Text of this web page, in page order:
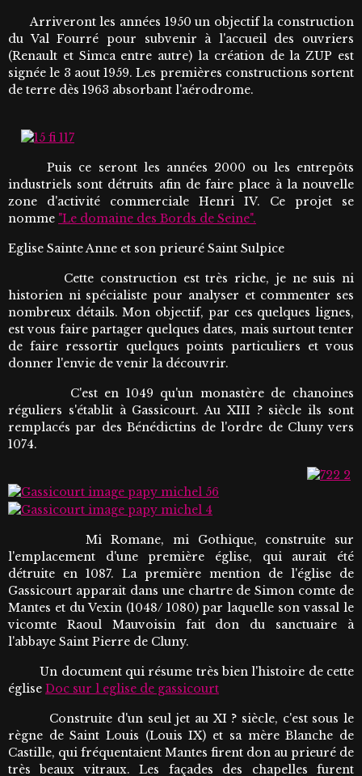
Arriveront les années 1950 un objectif la construction
du Val Fourré pour subvenir à l'accueil des ouvriers
(Renault et Simca entre autre) la création de la ZUP est
signée le 3 aout 1959. Les premières constructions sortent
de terre dès 1963 absorbant l'aérodrome.
Puis ce seront les années 2000 ou les entrepôts
industriels sont détruits afin de faire place à la nouvelle
zone d'activité commerciale Henri IV. Ce projet se
nomme "Le domaine des Bords de Seine".
Eglise Sainte Anne et son prieuré Saint Sulpice
Cette construction est très riche, je ne suis ni
historien ni spécialiste pour analyser et commenter ses
nombreux détails. Mon objectif, par ces quelques lignes,
est vous faire partager quelques dates, mais surtout tenter
de faire ressortir quelques points particuliers et vous
donner l'envie de venir la découvrir.
C'est en 1049 qu'un monastère de chanoines
réguliers s'établit à Gassicourt. Au XIII ? siècle ils sont
remplacés par des Bénédictins de l'ordre de Cluny vers
1074.
Mi Romane, mi Gothique, construite sur
l'emplacement d'une première église, qui aurait été
détruite en 1087. La première mention de l'église de
Gassicourt apparait dans une chartre de Simon comte de
Mantes et du Vexin (1048/ 1080) par laquelle son vassal le
vicomte Raoul Mauvoisin fait don du sanctuaire à
l'abbaye Saint Pierre de Cluny.
Un document qui résume très bien l'histoire de cette
église Doc sur l eglise de gassicourt
Construite d'un seul jet au XI ? siècle, c'est sous le
règne de Saint Louis (Louis IX) et sa mère Blanche de
Castille, qui fréquentaient Mantes firent don au prieuré de
très beaux vitraux. Les façades des chapelles furent